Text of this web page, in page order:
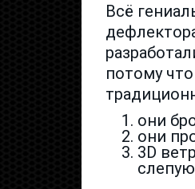
Всё
потому
они
они
3D